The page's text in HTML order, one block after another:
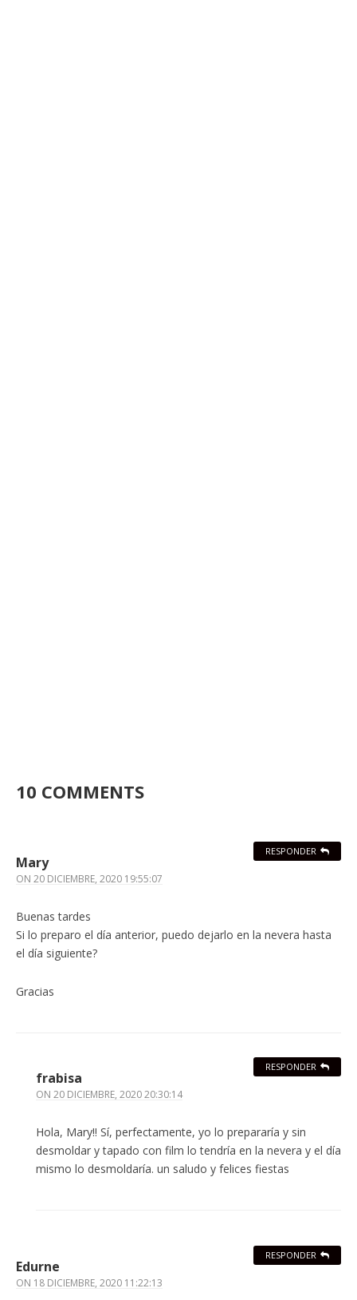
10 COMMENTS
Mary
ON 20 DICIEMBRE, 2020 19:55:07
Buenas tardes
Si lo preparo el día anterior, puedo dejarlo en la nevera hasta
el día siguiente?
Gracias
RESPONDER
frabisa
ON 20 DICIEMBRE, 2020 20:30:14
Hola, Mary!! Sí, perfectamente, yo lo prepararía y sin
desmoldar y tapado con film lo tendría en la nevera y el día
mismo lo desmoldaría. un saludo y felices fiestas
RESPONDER
Edurne
ON 18 DICIEMBRE, 2020 11:22:13
RESPONDER